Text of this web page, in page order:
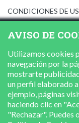
CONDICIONES DE
POLÍTICA DE
AVISO DE
Utilizamos cookies
navegación por la
mostrarte
un perfil elaborado
ejemplo, páginas
haciendo clic en
"Rechazar". Puedes